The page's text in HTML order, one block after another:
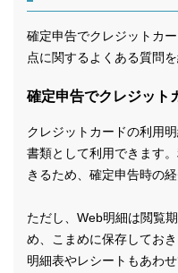
確定申告でクレジットカ
点に関するよくある質問を
確定申告でクレジット
クレジットカードの利用
書類として利用できます
きるため、確定申告時の
ただし、Web明細は閲覧
め、こまめに保存してお
明細表やレシートもあわ